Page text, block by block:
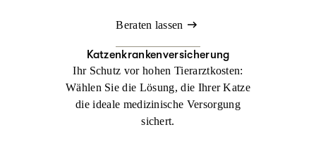
Beraten lassen
Katzenkrankenversicherung
Ihr Schutz vor hohen Tierarztkosten:
Wählen Sie die Lösung, die Ihrer Katze
die ideale medizinische Versorgung
sichert.